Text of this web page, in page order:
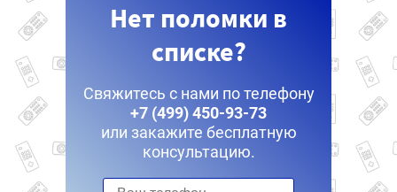
Нет поломки в
списке?
Свяжитесь с нами по телефону
+7 (499) 450-93-73
или закажите бесплатную
консультацию.